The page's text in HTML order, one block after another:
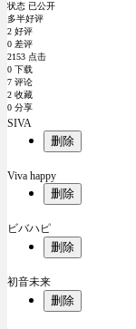
状态 已公开
多半好评
2 好评
0 差评
2153 点击
0 下载
7 评论
2 收藏
0 分享
SIVA
删除
Viva happy
删除
ビバハピ
删除
初音未来
删除